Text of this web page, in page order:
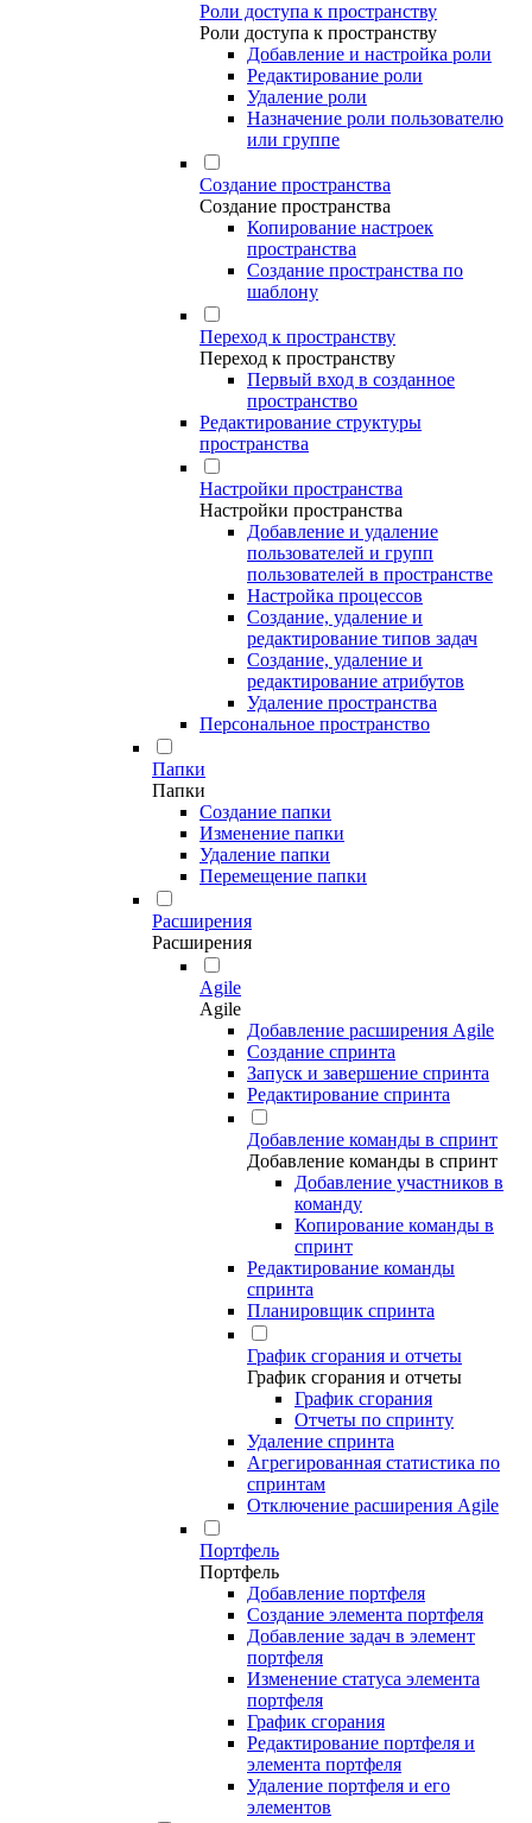
Роли доступа к пространству
Роли доступа к пространству
Добавление и настройка роли
Редактирование роли
Удаление роли
Назначение роли пользователю
или группе
Создание пространства
Создание пространства
Копирование настроек
пространства
Создание пространства по
шаблону
Переход к пространству
Переход к пространству
Первый вход в созданное
пространство
Редактирование структуры
пространства
Настройки пространства
Настройки пространства
Добавление и удаление
пользователей и групп
пользователей в пространстве
Настройка процессов
Создание, удаление и
редактирование типов задач
Создание, удаление и
редактирование атрибутов
Удаление пространства
Персональное пространство
Папки
Папки
Создание папки
Изменение папки
Удаление папки
Перемещение папки
Расширения
Расширения
Agile
Agile
Добавление расширения Agile
Создание спринта
Запуск и завершение спринта
Редактирование спринта
Добавление команды в спринт
Добавление команды в спринт
Добавление участников в
команду
Копирование команды в
спринт
Редактирование команды
спринта
Планировщик спринта
График сгорания и отчеты
График сгорания и отчеты
График сгорания
Отчеты по спринту
Удаление спринта
Агрегированная статистика по
спринтам
Отключение расширения Agile
Портфель
Портфель
Добавление портфеля
Создание элемента портфеля
Добавление задач в элемент
портфеля
Изменение статуса элемента
портфеля
График сгорания
Редактирование портфеля и
элемента портфеля
Удаление портфеля и его
элементов